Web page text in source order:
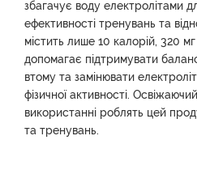
збагачує воду електролітами
ефективності тренувань та
містить лише 10 калорій, 320
допомагає підтримувати
втому та замінювати
фізичної активності.
використанні роблять цей
та тренувань.